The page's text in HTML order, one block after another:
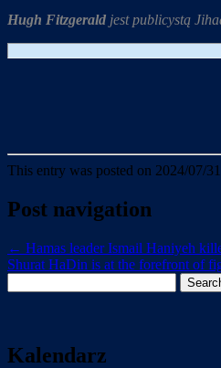
Hugh Fitzgerald jest publicystą
This entry was posted on 2024/07/
Post navigation
← Hamas leader Ismail Haniyeh
Shurat HaDin is at the forefront of
for:
Kalendarz